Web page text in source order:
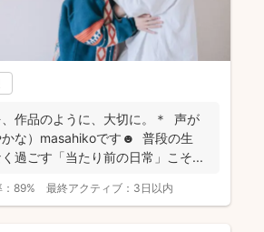
、作品のように、大切に。＊ 声が
かな）masahikoです☻ 普段の生
過ごす「当たり前の日常」こそ...
89% 最終アクティブ： 3日以内